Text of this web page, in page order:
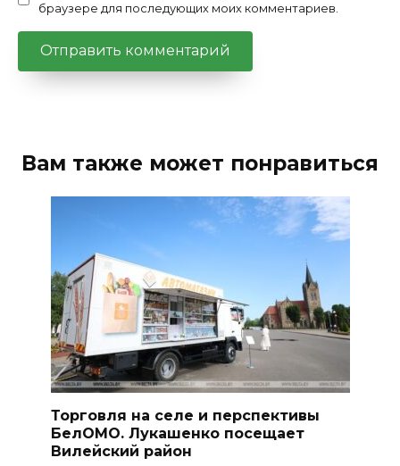
браузере для последующих моих комментариев.
Вам также может понравиться
Торговля на селе и перспективы
БелОМО. Лукашенко посещает
Вилейский район